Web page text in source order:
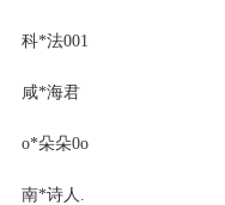
科*法001
咸*海君
o*朵朵0o
南*诗人.